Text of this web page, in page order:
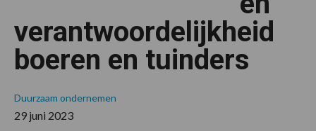
verantwoordelijkheid
boeren en tuinders
Duurzaam ondernemen
29 juni 2023